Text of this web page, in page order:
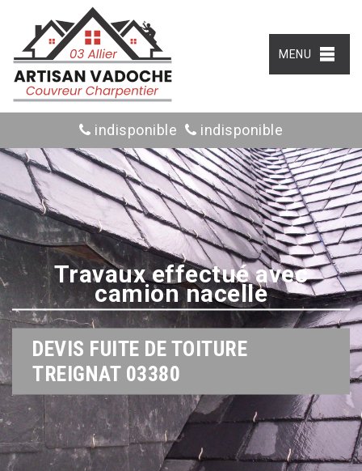
MENU
indisponible indisponible
Travaux effectué avec
camion nacelle
DEVIS FUITE DE TOITURE
TREIGNAT 03380